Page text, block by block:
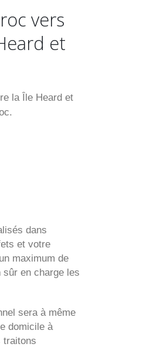
vers
et
la Île Heard et
dans
et votre
maximum de
sûr en charge les
sera à même
domicile à
traitons